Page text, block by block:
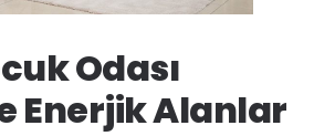
Odası
Enerjik Alanlar